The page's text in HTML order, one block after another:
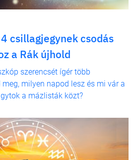
csillagjegynek csodás
a Rák újhold
szerencsét ígér több
milyen napod lesz és mi vár a
a mázlisták közt?